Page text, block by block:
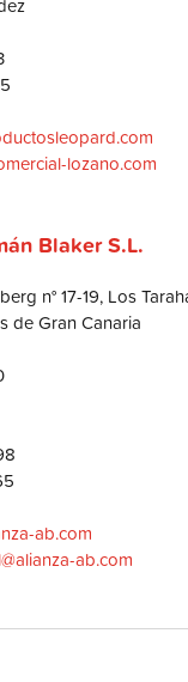
lozano.com
Blaker S.L.
n° 17-19, Los
de Gran Canaria
ab.com
ab.com